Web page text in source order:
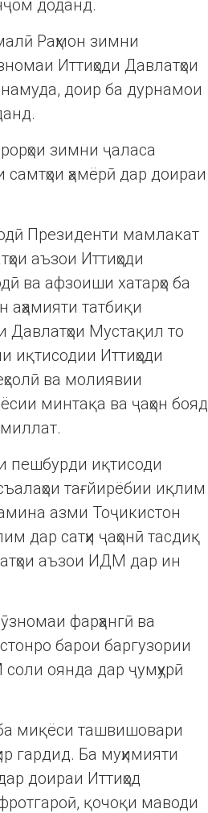
доданд.
Раҳмон зимни
Иттиҳоди Давлатҳои
доир ба дурнамои
зимни ҷаласа
ҳамёрӣ дар доираи
Президенти мамлакат
аъзои Иттиҳоди
ва афзоиши хатарҳо ба
аҳамияти татбиқи
Давлатҳои Мустақил то
иқтисодии Иттиҳоди
ва молиявии
минтақа ва ҷаҳон бояд
пешбурди иқтисоди
тағйирёбии иқлим
азми Тоҷикистон
дар сатҳи ҷаҳонӣ тасдиқ
аъзои ИДМ дар ин
фарҳангӣ ва
барои баргузории
оянда дар ҷумҳурӣ
миқёси ташвишовари
гардид. Ба муҳимияти
доираи Иттиҳод
қочоқи маводи